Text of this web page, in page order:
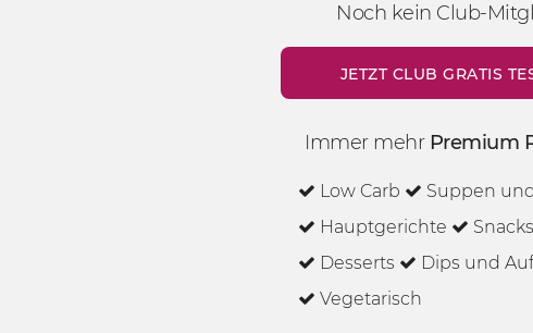
Noch kein Club-
JETZT CLUB GRATIS
Immer mehr Premium
Low Carb
Suppen
Hauptgerichte
Snacks
Desserts
Dips und
Vegetarisch